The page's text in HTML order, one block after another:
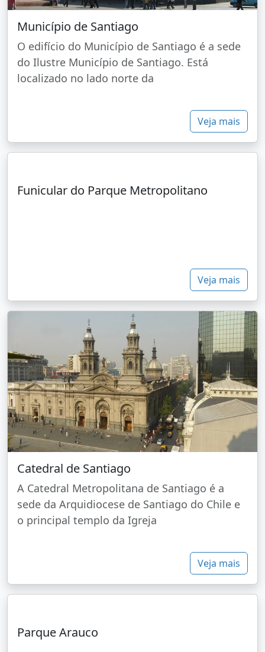
Município de Santiago
O edifício do Município de Santiago é a sede
do Ilustre Município de Santiago. Está
localizado no lado norte da
Veja mais
Funicular do Parque Metropolitano
Veja mais
Catedral de Santiago
A Catedral Metropolitana de Santiago é a
sede da Arquidiocese de Santiago do Chile e
o principal templo da Igreja
Veja mais
Parque Arauco